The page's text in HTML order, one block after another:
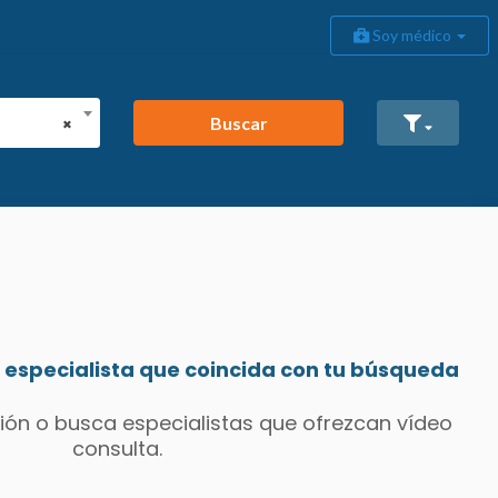
Soy médico
× Buscar
que coincida con tu búsqueda
o busca especialistas que ofrezcan vídeo
consulta.